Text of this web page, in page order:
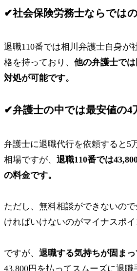
✔社会保険労務士ならでは
退職110番では相川弁護士自身が
格を持っており、 他の弁護士で
対処が可能です。
✔弁護士の中では最安値の4
弁護士に退職代行を依頼すると5
相場ですが、 退職110番では
の料金です。
ただし、無料相談ができないので
ければいけないのがマイナスポイ
ですが、 退職する気持ちが固ま
43,800円を払ってスムーズに退